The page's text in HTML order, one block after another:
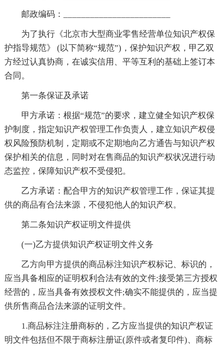
邮政编码：________________________
为了执行《北京市大型商业零售经营单位知识产权保
护指导规范》 (以下简称“规范”)，保护知识产权，甲乙双
方经过认真协商，在诚实信用、平等互利的基础上签订本
合同。
第一条保证及承诺
甲方承诺：根据“规范”的要求，建立健全知识产权保
护制度，指定知识产权管理工作负责人，建立知识产权侵
权风险预防机制，定期或不定期地向乙方通告与知识产权
保护相关的信息，同时对在售商品的知识产权状况进行动
态监控，保障知识产权不受侵犯。
乙方承诺：配合甲方的知识产权管理工作，保证其提
供的商品有合法来源，不侵犯他人的知识产权。
第二条知识产权证明文件提供
(一)乙方提供知识产权证明文件义务
乙方向甲方提供的商品标注知识产权标记、标识的，
应当具备相应的证明权利合法有效的文件;接受第三方授权
经营的，应当具备有效授权文件;确实不能提供的，应当提
供所售商品合法来源的证明文件。
1.商品标注注册商标的，乙方应当提供的知识产权证
明文件包括但不限于商标注册证(原件或者复印件)、商标